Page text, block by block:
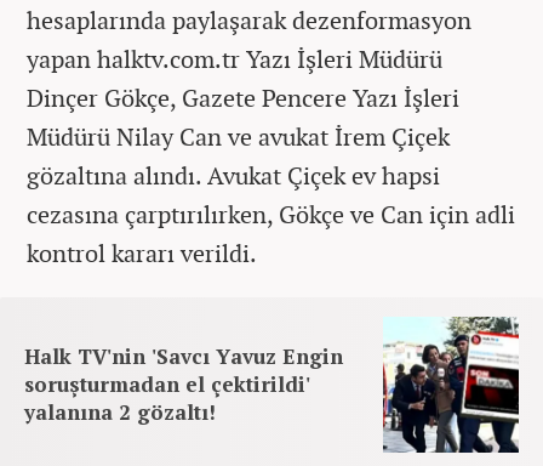
hesaplarında paylaşarak dezenformasyon
yapan halktv.com.tr Yazı İşleri Müdürü
Dinçer Gökçe, Gazete Pencere Yazı İşleri
Müdürü Nilay Can ve avukat İrem Çiçek
gözaltına alındı. Avukat Çiçek ev hapsi
cezasına çarptırılırken, Gökçe ve Can için adli
kontrol kararı verildi.
Halk TV'nin 'Savcı Yavuz Engin
soruşturmadan el çektirildi'
yalanına 2 gözaltı!